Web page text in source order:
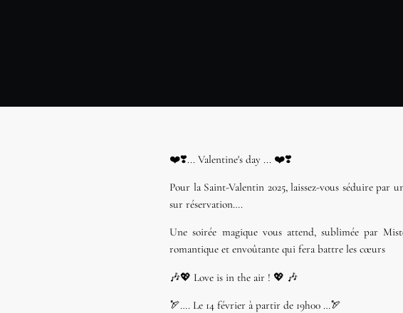
❤️❣️... Valentine's day ... ❤️❣️
Pour la Saint-Valentin 2025, laissez-vous séduire
sur réservation….
Une soirée magique vous attend, sublimée par
romantique et envoûtante qui fera battre les cœurs
🎶💖 Love is in the air ! 💖 🎶
🏹…. Le 14 février à partir de 19h00 …🏹